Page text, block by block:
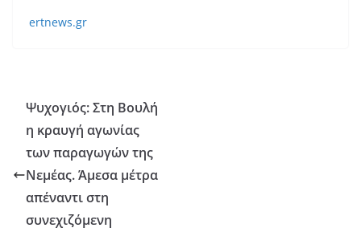
ertnews.gr
Ψυχογιός: Στη Βουλή
η κραυγή αγωνίας
των παραγωγών της
Νεμέας. Άμεσα μέτρα
απέναντι στη
συνεχιζόμενη